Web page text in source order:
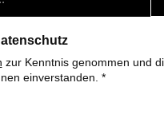
zur Kenntnis genommen und
einverstanden. *